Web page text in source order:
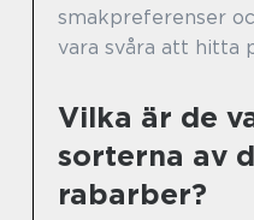
smakpreferenser
vara svåra att hitta
Vilka är de
sorterna av
rabarber?